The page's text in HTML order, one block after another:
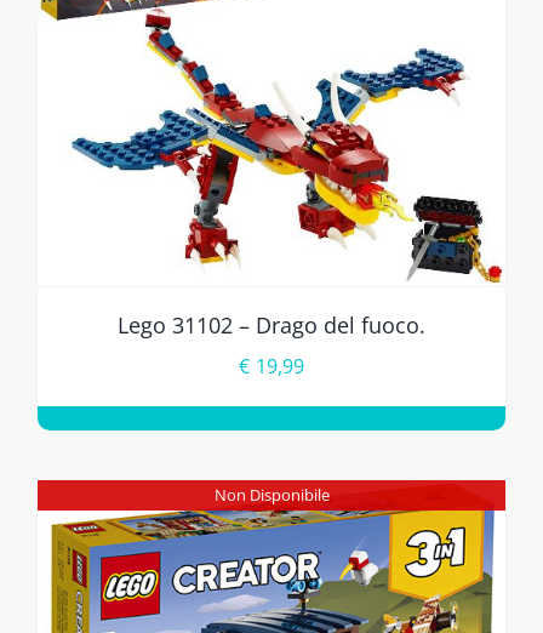
Lego 31102 – Drago del fuoco.
€ 19,99
Non Disponibile